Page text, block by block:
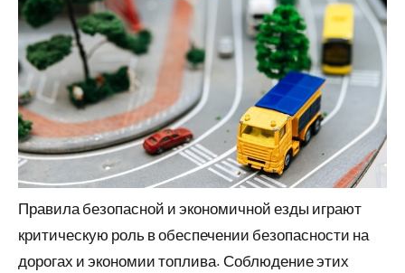
Правила безопасной и экономичной езды играют
критическую роль в обеспечении безопасности на
дорогах и экономии топлива. Соблюдение этих